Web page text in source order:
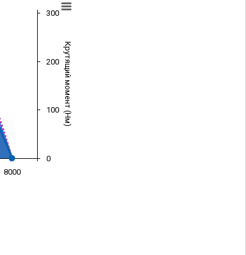
Крутящий момент (Нм)
8000
0
100
200
300